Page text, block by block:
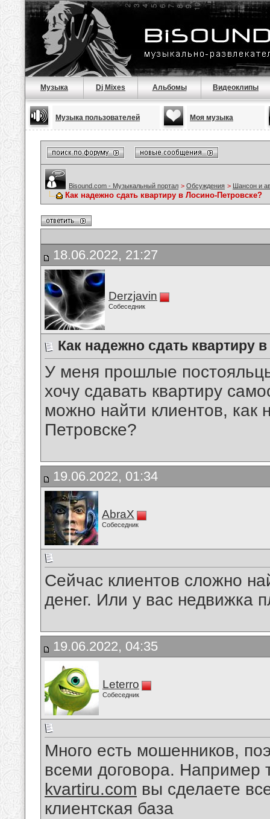
Музыка Dj Mixes Альбомы Видеоклипы
Музыка пользователей Моя музыка
Bisound.com - Музыкальный портал > Обсуждения > Шансон и
Как надежно сдать квартиру в Лосино-Петровске?
18.06.2022, 21:27
Derzjavin
Собеседник
Как надежно сдать квартиру
У меня прошлые
хочу сдавать квартиру
можно найти клиентов, как
Петровске?
19.06.2022, 01:34
AbraX
Собеседник
Сейчас клиентов сложно
денег. Или у вас недвижка
19.06.2022, 04:35
Leterro
Собеседник
Много есть мошенников,
всеми договора. Например
kvartiru.com вы сделаете
клиентская база